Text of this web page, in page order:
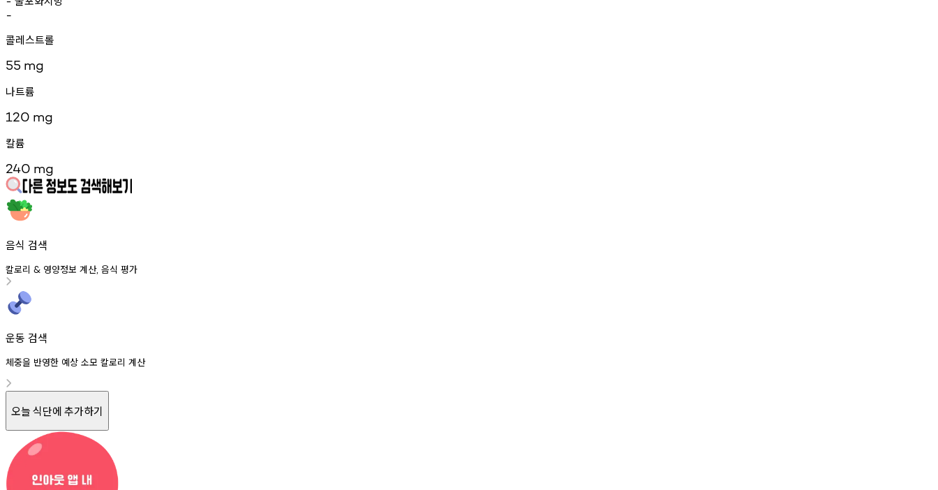
-
콜레스트롤
55 mg
나트륨
120 mg
칼륨
240 mg
음식 검색
칼로리 & 영양정보 계산, 음식 평가
운동 검색
체중을 반영한 예상 소모 칼로리 계산
오늘 식단에 추가하기